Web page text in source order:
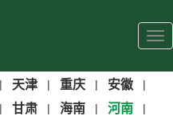
| 天津 | 重庆 | 安徽 |
| 甘肃 | 海南 | 河南 |